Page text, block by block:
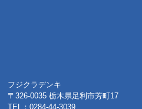
フジクラデンキ
〒326-0035 栃木県足利市芳町17
TEL：0284-44-3039